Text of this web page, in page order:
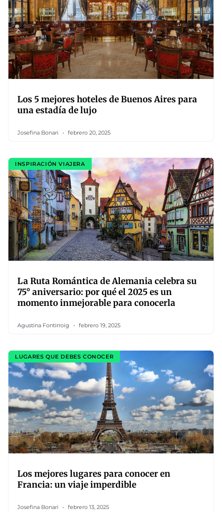
Los 5 mejores hoteles de Buenos Aires para
una estadía de lujo
Josefina Bonari febrero 20, 2025
INSPIRACIÓN VIAJERA
La Ruta Romántica de Alemania celebra su
75° aniversario: por qué el 2025 es un
momento inmejorable para conocerla
Agustina Fontirroig febrero 19, 2025
LUGARES QUE DEBES CONOCER
Los mejores lugares para conocer en
Francia: un viaje imperdible
Josefina Bonari febrero 13, 2025